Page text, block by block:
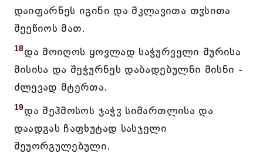
დაიფარნეს იგინი და მკლავითა თჳსითა
შეეწიოს მათ.
18და მოიღოს ყოვლად საჭურველი შურისა
მისისა და შეჭურნეს დაბადებულნი მისნი -
ძლევად მტერთა.
19და შეჰმოსოს ჯაჭჳ სიმართლისა და
დაადგას ჩაფხუტად სასჯელი
შეუორგულებული.